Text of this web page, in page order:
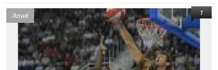
Anwil 1